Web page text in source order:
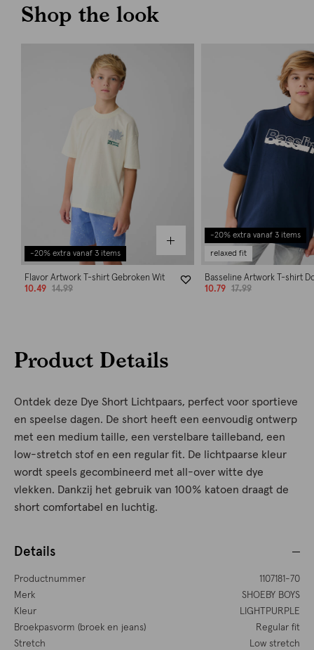
Shop the look
-20% extra vanaf 3 items
Flavor Artwork T-shirt Gebroken Wit
10.49
14.99
-20% extra vanaf 3 items
relaxed fit
Basseline Artwork T-shirt
10.79
17.99
Product Details
Ontdek deze Dye Short Lichtpaars, perfect voor sportieve
en speelse dagen. De short heeft een eenvoudig ontwerp
met een medium taille, een verstelbare tailleband, een
low-stretch stof en een regular fit. De lichtpaarse kleur
wordt speels gecombineerd met all-over witte dye
vlekken. Dankzij het gebruik van 100% katoen draagt de
short comfortabel en luchtig.
Details
Productnummer
1107181-70
Merk
SHOEBY BOYS
Kleur
LIGHTPURPLE
Broekpasvorm (broek en jeans)
Regular fit
Stretch
Low stretch